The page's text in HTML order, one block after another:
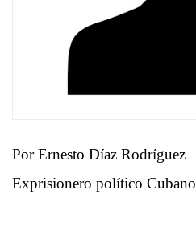
Por Ernesto Díaz Rodríguez
Exprisionero político Cubano